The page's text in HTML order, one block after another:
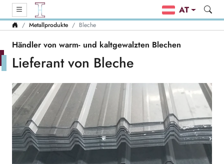
AT
Metallprodukte Bleche
Händler von warm- und kaltgewalzten Blechen
Lieferant von Bleche